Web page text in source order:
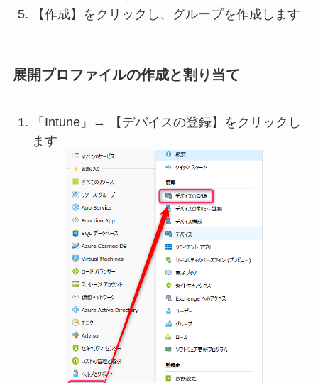
【作成】をクリックし、グループを作成します
展開プロファイルの作成と割り当て
「Intune」→ 【デバイスの登録】をクリックし
ます